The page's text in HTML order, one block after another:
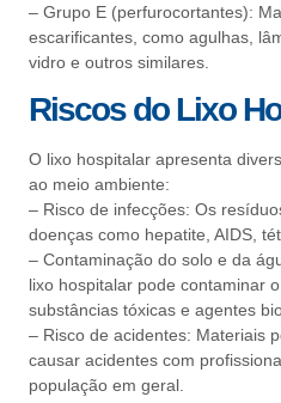
– Grupo E (perfurocortantes):
escarificantes, como agulhas,
vidro e outros similares.
Riscos do Lixo
O lixo hospitalar apresenta
ao meio ambiente:
– Risco de infecções: Os
doenças como hepatite, AIDS,
– Contaminação do solo e da
lixo hospitalar pode contaminar
substâncias tóxicas e agentes
– Risco de acidentes: Materiais
causar acidentes com
população em geral.